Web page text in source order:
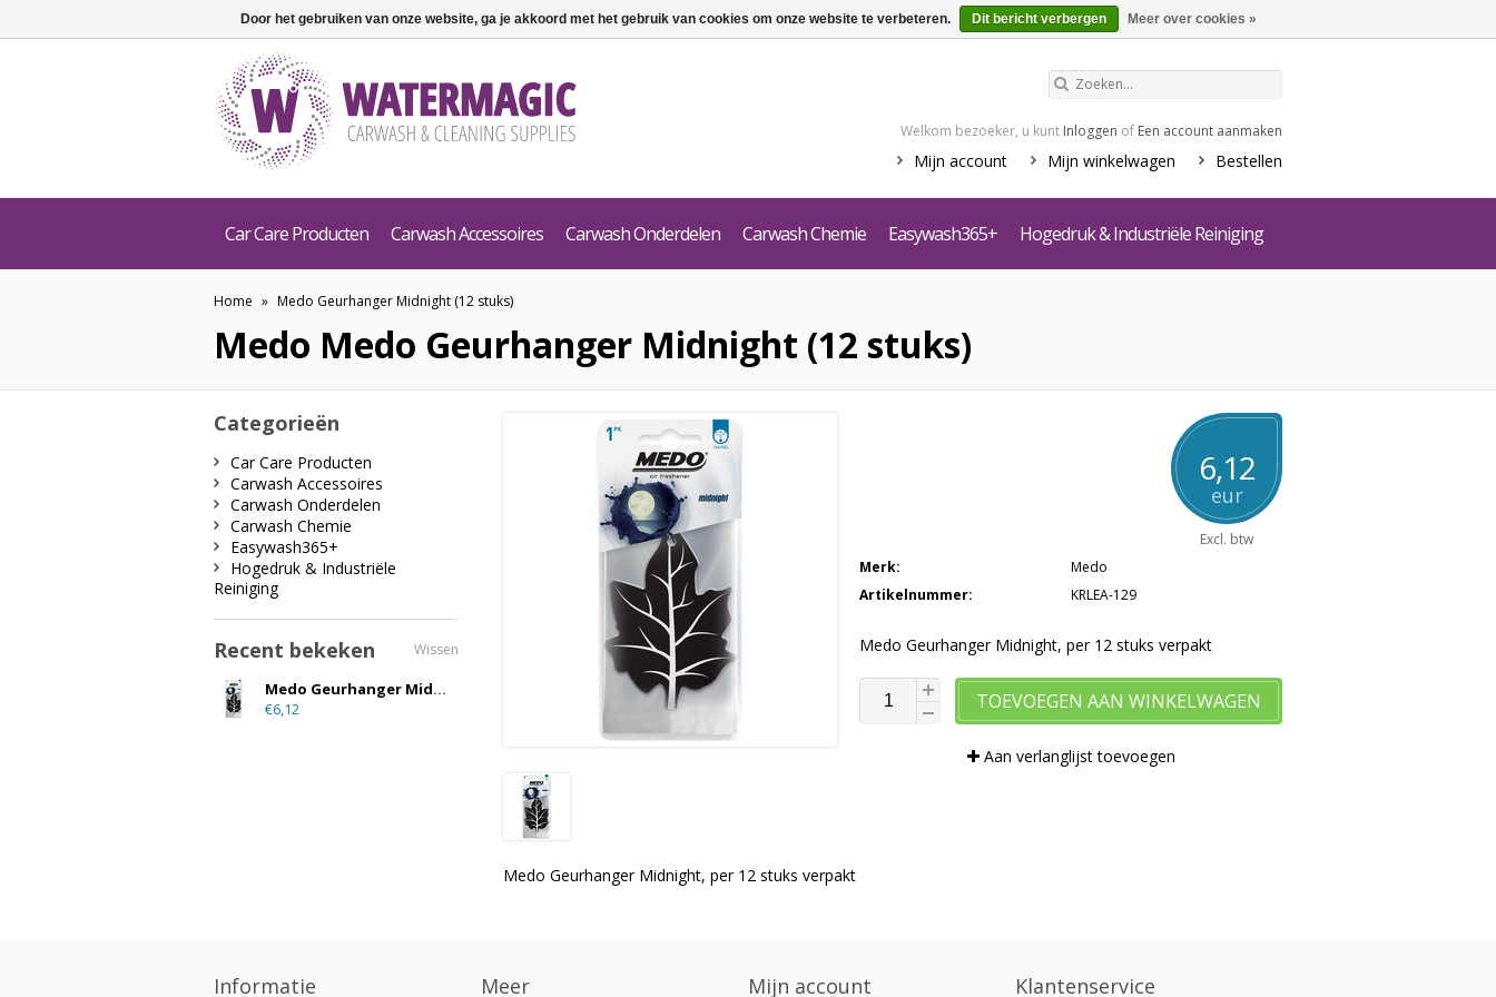
Welkom bezoeker, u kunt Inloggen of Een account aanmaken
Mijn account Mijn winkelwagen Bestellen
Car Care Producten Carwash Accessoires Carwash Onderdelen Carwash Chemie Easywash365+ Hogedruk & Industriële Reiniging
Home » Medo Geurhanger Midnight (12 stuks)
Medo Medo Geurhanger Midnight (12 stuks)
6,12
eur
Excl. btw
Merk:
Medo
Artikelnummer:
KRLEA-129
Medo Geurhanger Midnight, per 12 stuks verpakt
TOEVOEGEN AAN WINKELWAGEN
Aan verlanglijst toevoegen
Medo Geurhanger Midnight, per 12 stuks verpakt
Categorieën
Car Care Producten
Carwash Accessoires
Carwash Onderdelen
Carwash Chemie
Easywash365+
Hogedruk & Industriële
Reiniging
Recent bekeken Wissen
Medo Geurhanger Midnight (12 stuks)
€6,12
Informatie Meer Mijn account Klantenservice
Door het gebruiken van onze website, ga je akkoord met het gebruik van cookies om onze website te verbeteren. Dit bericht verbergen Meer over cookies »